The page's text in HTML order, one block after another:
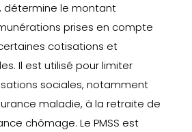
détermine le montant
prises en compte
cotisations et
Il est utilisé pour limiter
sociales, notamment
maladie, à la retraite de
chômage. Le PMSS est